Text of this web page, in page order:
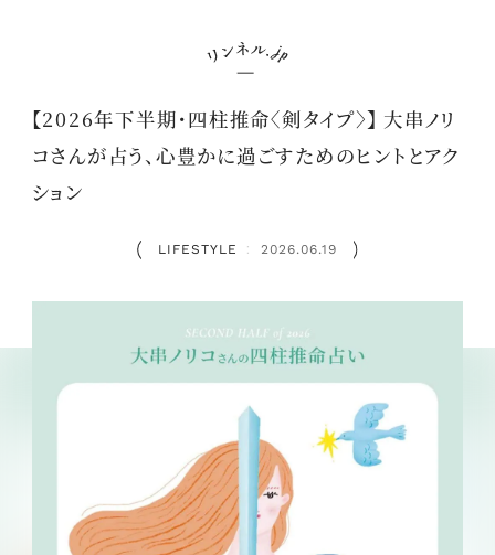
【2026年下半期・四柱推命〈剣タイプ〉】 大串ノリ
コさんが占う、心豊かに過ごすためのヒントとアク
ション
LIFESTYLE ： 2026.06.19